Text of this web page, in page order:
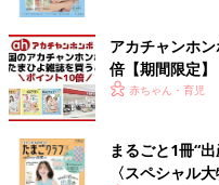
アカチャンホ
倍【期間限定】
赤ちゃん・育児
まるごと1冊“
〈スペシャル